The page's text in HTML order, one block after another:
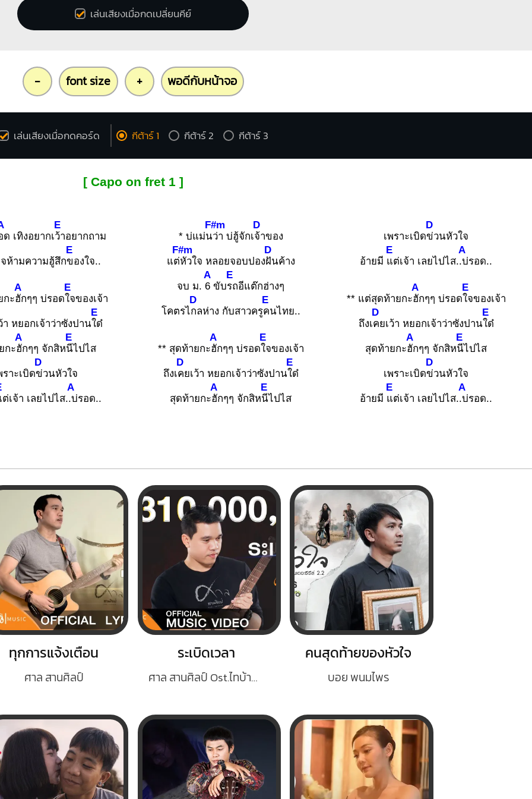
เล่นเสียงเมื่อกดเปลี่ยนคีย์
- font size + พอดีกับหน้าจอ
เล่นเสียงเมื่อกดคอร์ด กีต้าร์ 1 กีต้าร์ 2 กีต้าร์ 3
[ Capo on fret 1 ]
ด เทิงอยากเ
E
ว้าอยากถาม
ห้ามความฮู้สึก
E
ของใจ..
กะ
A
ฮักๆๆ บ่รอด
E
ใจของเจ้า
า หยอกเจ้าว่าซังปาน
E
ใด๋
กะ
A
ฮักๆๆ จักสิห
E
นีไปไส
ราะเบิด
D
ข่วนหัวใจ
เจ้า เลยไปไส.
A
.บ่รอด..
* บ่แม่น
F#m
ว่า บ่ฮู้จักเ
D
จ้าของ
แต่
F#m
หัวใจ หลอยจอบปอง
D
ฝันค้าง
จบ ม.
A
6 ขับ
E
รถอีแต๊กฮ่างๆ
โคตรไ
D
กลห่าง กับสาวครู
E
คนไทย..
** สุดท้ายกะ
A
ฮักๆๆ บ่รอด
E
ใจของเจ้า
ถึงเ
D
คยเว้า หยอกเจ้าว่าซังปาน
E
ใด๋
สุดท้ายกะ
A
ฮักๆๆ จักสิห
E
นีไปไส
เพราะเบิด
D
ข่วนหัวใจ
อ้ายมี
E
แต่เจ้า เลยไปไส.
A
.บ่รอด..
** แต่สุดท้ายกะ
A
ฮักๆๆ บ่รอด
E
ใจของเจ้า
ถึงเ
D
คยเว้า หยอกเจ้าว่าซังปาน
E
ใด๋
สุดท้ายกะ
A
ฮักๆๆ จักสิห
E
นีไปไส
เพราะเบิด
D
ข่วนหัวใจ
อ้ายมี
E
แต่เจ้า เลยไปไส.
A
.บ่รอด..
ทุกการแจ้งเตือน
ศาล สานศิลป์
ระเบิดเวลา
ศาล สานศิลป์ Ost.ไทบ้านเดอะซีรีส์2
คนสุดท้ายของหัวใจ
บอย พนมไพร